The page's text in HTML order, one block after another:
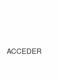
ACCEDER